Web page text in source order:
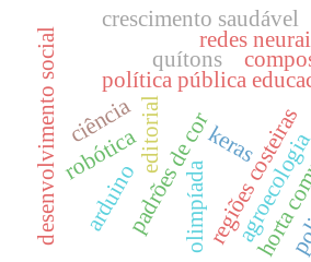
editorial
olimpíada
política pública
padrões de cor
quítons
regiões costeiras
robótica
redes
keras
desenvolvimento social
crescimento saudável
ciência
arduino